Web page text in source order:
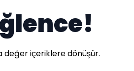
değer içeriklere dönüşür.